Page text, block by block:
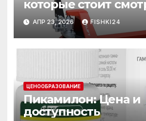
которые стоит
при выборе рохли
АПР 23, 2026 FISHKI24
ЦЕНООБРАЗОВАНИЕ
Пикамилон: Цена и
доступность